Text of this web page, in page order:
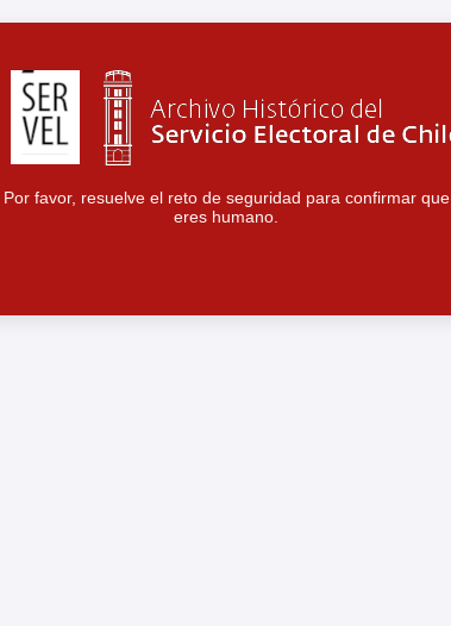
Por favor, resuelve el reto de seguridad para confirmar que
eres humano.